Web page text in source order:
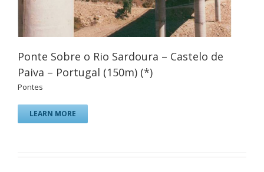
Ponte Sobre o Rio Sardoura – Castelo de
Paiva – Portugal (150m) (*)
Pontes
LEARN MORE